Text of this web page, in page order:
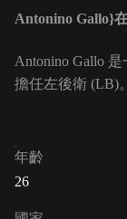
Antonino Gallo}
Antonino Gallo
擔任左後衛 (LB)
年齡
26